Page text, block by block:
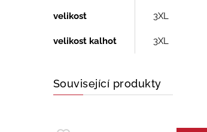
velikost 3XL
velikost kalhot 3XL
Související produkty